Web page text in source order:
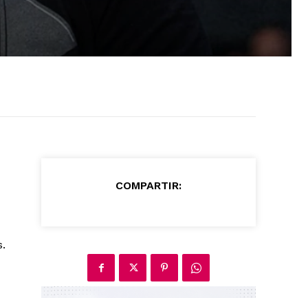
COMPARTIR: